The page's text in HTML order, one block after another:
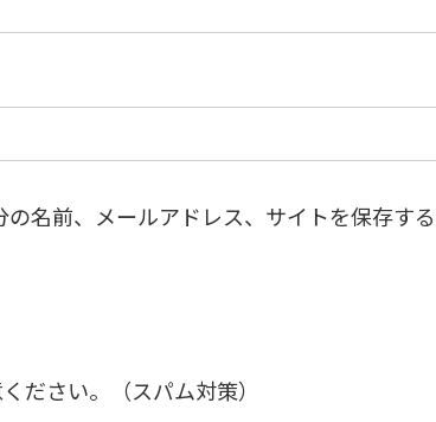
名前、メールアドレス、サイトを保存す
ださい。（スパム対策）